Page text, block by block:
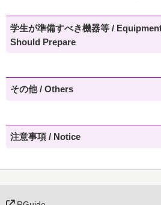
学生が準備すべき機器等 /
Should Prepare
その他 / Others
注意事項 / Notice